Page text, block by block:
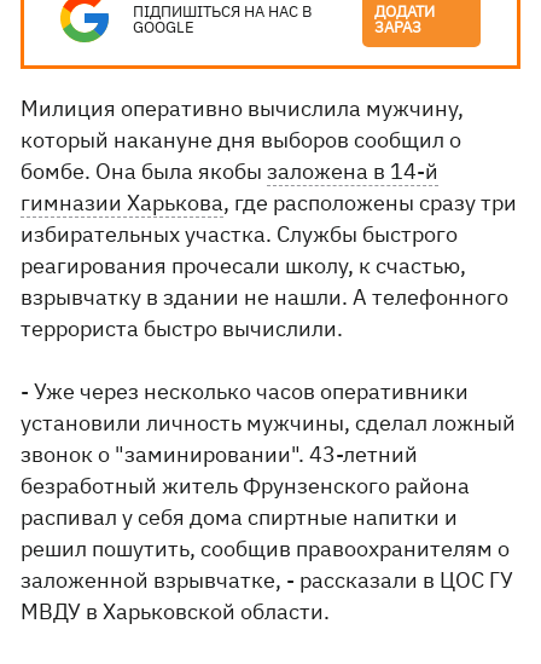
ПІДПИШІТЬСЯ НА НАС В
GOOGLE
ДОДАТИ
ЗАРАЗ
Милиция оперативно вычислила мужчину,
который накануне дня выборов сообщил о
бомбе. Она была якобызаложена в 14-й
гимназии Харькова, где расположены сразу три
избирательных участка. Службы быстрого
реагирования прочесали школу, к счастью,
взрывчатку в здании не нашли. А телефонного
террориста быстро вычислили.
- Уже через несколько часов оперативники
установили личность мужчины, сделал ложный
звонок о "заминировании". 43-летний
безработный житель Фрунзенского района
распивал у себя дома спиртные напитки и
решил пошутить, сообщив правоохранителям о
заложенной взрывчатке, - рассказали в ЦОС ГУ
МВДУ в Харьковской области.